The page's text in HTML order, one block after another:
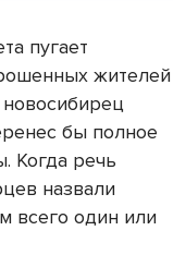
пугает
жителей
бы полное
Когда речь
назвали
всего один или